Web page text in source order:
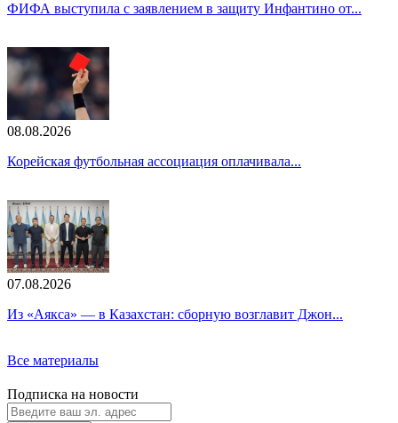
ФИФА выступила с заявлением в защиту Инфантино от...
08.08.2026
Корейская футбольная ассоциация оплачивала...
07.08.2026
Из «Аякса» — в Казахстан: сборную возглавит Джон...
Все материалы
Подписка на новости